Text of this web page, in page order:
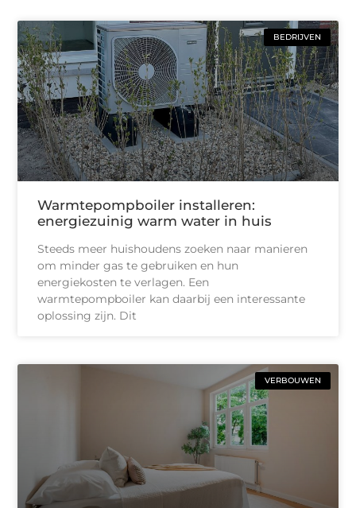
BEDRIJVEN
Warmtepompboiler installeren:
energiezuinig warm water in huis
Steeds meer huishoudens zoeken naar manieren
om minder gas te gebruiken en hun
energiekosten te verlagen. Een
warmtepompboiler kan daarbij een interessante
oplossing zijn. Dit
VERBOUWEN